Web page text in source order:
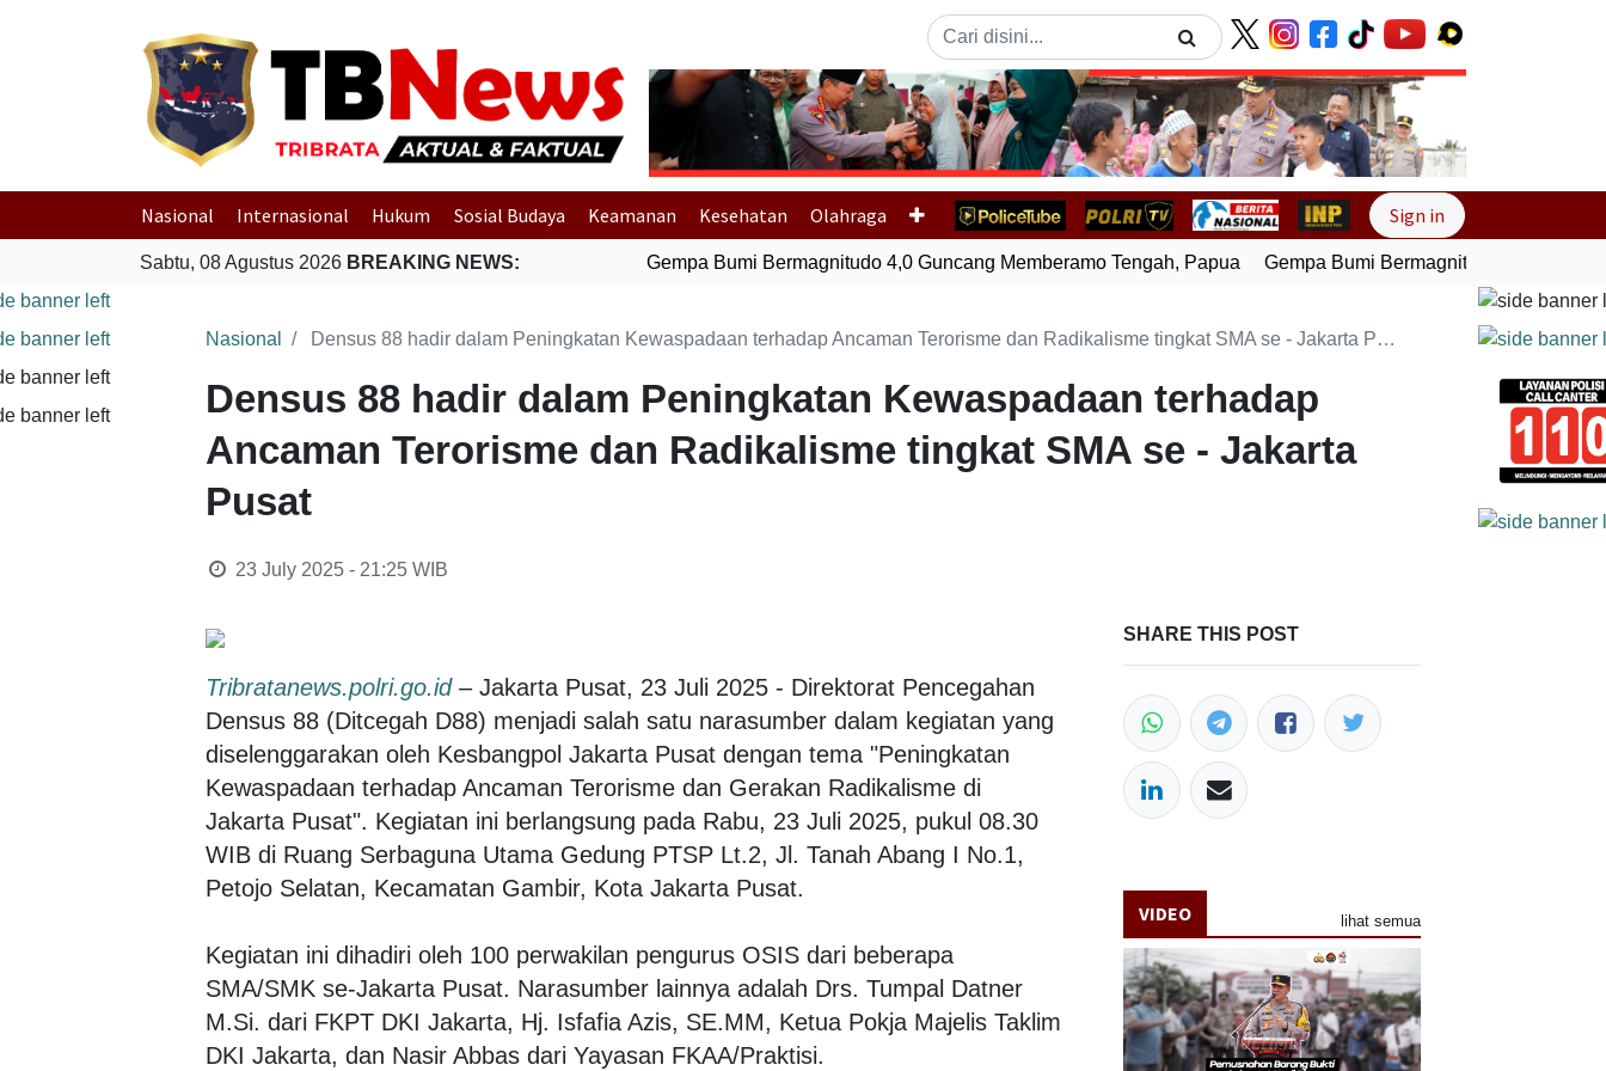
Previous Next
Nasional Internasional Hukum Sosial Budaya Keamanan Kesehatan Olahraga Sign in
Sabtu, 08 Agustus 2026 BREAKING NEWS: Gempa Bumi Bermagnitudo 4,0 Guncang Memberamo Tengah, Papua Gempa Bumi Bermagnitudo 4,0
Nasional Densus 88 hadir dalam Peningkatan Kewaspadaan terhadap Ancaman Terorisme dan Radikalisme tingkat SMA se - Jakarta Pusat
Densus 88 hadir dalam Peningkatan Kewaspadaan terhadap
Ancaman Terorisme dan Radikalisme tingkat SMA se - Jakarta
Pusat
23 July 2025 - 21:25WIB
Tribratanews.polri.go.id – Jakarta Pusat, 23 Juli 2025 - Direktorat Pencegahan
Densus 88 (Ditcegah D88) menjadi salah satu narasumber dalam kegiatan yang
diselenggarakan oleh Kesbangpol Jakarta Pusat dengan tema "Peningkatan
Kewaspadaan terhadap Ancaman Terorisme dan Gerakan Radikalisme di
Jakarta Pusat". Kegiatan ini berlangsung pada Rabu, 23 Juli 2025, pukul 08.30
WIB di Ruang Serbaguna Utama Gedung PTSP Lt.2, Jl. Tanah Abang I No.1,
Petojo Selatan, Kecamatan Gambir, Kota Jakarta Pusat.
Kegiatan ini dihadiri oleh 100 perwakilan pengurus OSIS dari beberapa
SMA/SMK se-Jakarta Pusat. Narasumber lainnya adalah Drs. Tumpal Datner
M.Si. dari FKPT DKI Jakarta, Hj. Isfafia Azis, SE.MM, Ketua Pokja Majelis Taklim
DKI Jakarta, dan Nasir Abbas dari Yayasan FKAA/Praktisi.
SHARE THIS POST
VIDEO lihat semua